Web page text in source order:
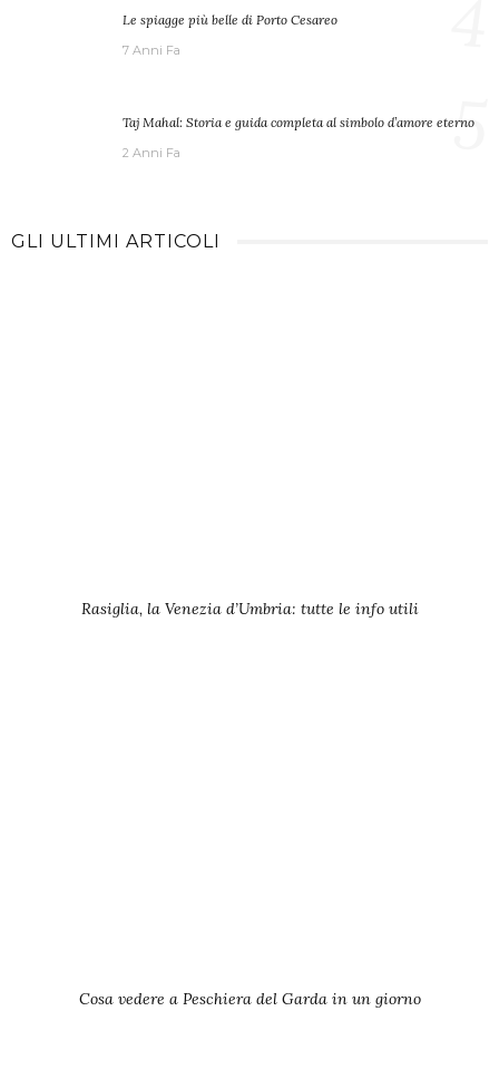
Le spiagge più belle di Porto Cesareo
7 Anni Fa
Taj Mahal: Storia e guida completa al simbolo d’amore eterno
2 Anni Fa 5
GLI ULTIMI ARTICOLI
Rasiglia, la Venezia d’Umbria: tutte le info utili
Cosa vedere a Peschiera del Garda in un giorno